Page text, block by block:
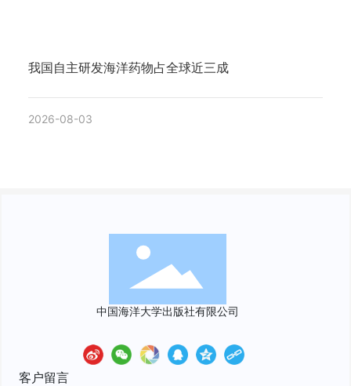
我国自主研发海洋药物占全球近三成
2026-08-03
中国海洋大学出版社有限公司
客户留言